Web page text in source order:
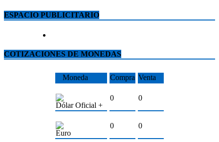
ESPACIO PUBLICITARIO
COTIZACIONES DE MONEDAS
Moneda Compra Venta
Dólar Oficial +
0 0
Euro
0 0